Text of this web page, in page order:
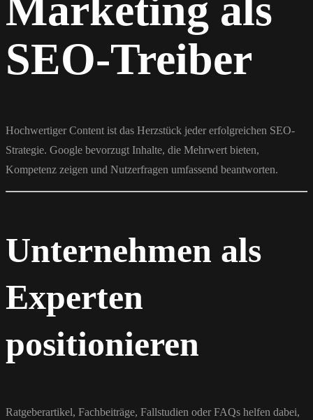
Marketing als
SEO-Treiber
Hochwertiger Content ist das Herzstück jeder erfolgreichen SEO-
Strategie. Google bevorzugt Inhalte, die Mehrwert bieten,
Kompetenz zeigen und Nutzerfragen umfassend beantworten.
Unternehmen als
Experten
positionieren
Ratgeberartikel, Fachbeiträge, Fallstudien oder FAQs helfen dabei,